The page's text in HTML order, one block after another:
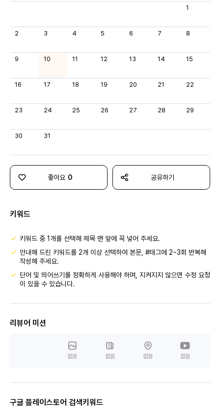
1
2 3 4 5 6 7 8
9 10 11 12 13 14 15
16 17 18 19 20 21 22
23 24 25 26 27 28 29
30 31
좋아요 0 공유하기
키워드
키워드 중 1개를 선택해 제목 맨 앞에 꼭 넣어 주세요.
안내해 드린 키워드를 2개 이상 선택하여 본문, #태그에 2~3회 반복해
작성해 주세요.
단어 및 띄어쓰기를 정확하게 사용해야 하며, 지켜지지 않으면 수정 요청
이 있을 수 있습니다.
리뷰어 미션
없음 없음 없음 없음
구글 플레이스토어 검색키워드